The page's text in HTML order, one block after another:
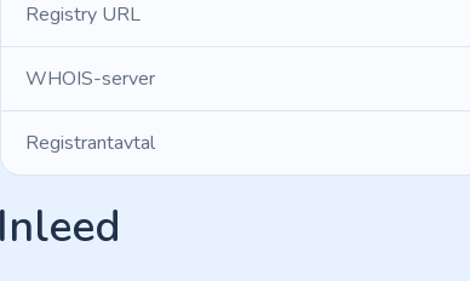
Registry URL
WHOIS-server
Registrantavtal